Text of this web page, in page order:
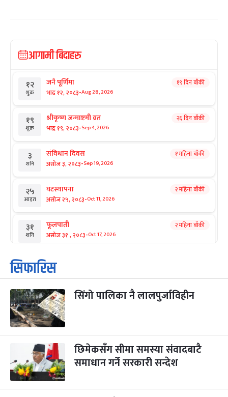
आगामी बिदाहरु
१२
शुक्र
जनै पूर्णिमा
भाद्र १२, २०८३-Aug 28, 2026
१९ दिन बाँकी
१९
शुक्र
श्रीकृष्ण जन्माष्टमी व्रत
भाद्र १९, २०८३-Sep 4, 2026
२६ दिन बाँकी
३
शनि
संविधान दिवस
असोज ३, २०८३-Sep 19, 2026
१ महिना बाँकी
२५
आइत
घटस्थापना
असोज २५, २०८३-Oct 11, 2026
२ महिना बाँकी
३१
शनि
फूलपाती
असोज ३१ , २०८३-Oct 17, 2026
२ महिना बाँकी
१
आइत
कार्तिक सङ्क्रान्ति
कार्तिक १, २०८३
३
मंगल
महानवमी
कार्तिक ३, २०८३
२ महिना बाँकी
४
कार्तिक ४, २०८३ -Oct 21, 2026
५
बिहि
पापा‌ङ्कुशा एकादशी व्रत
कार्तिक ५, २०८३
२ महिना बाँकी
सिफारिस
सिंगो पालिका नै लालपुर्जाविहीन
छिमेकसँग सीमा समस्या संवादबाटै
समाधान गर्ने सरकारी सन्देश